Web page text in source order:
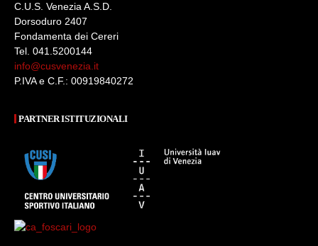
C.U.S. Venezia A.S.D.
Dorsoduro 2407
Fondamenta dei Cereri
Tel. 041.5200144
info@cusvenezia.it
P.IVA e C.F.: 00919840272
PARTNER ISTITUZIONALI